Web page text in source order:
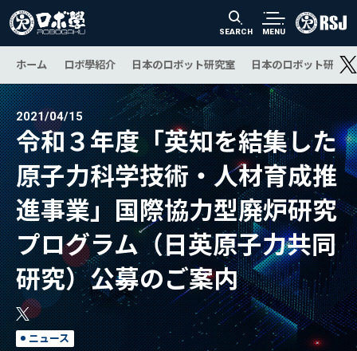
SEARCH MENU
ホーム ロボ學紹介 日本のロボット研究室 日本のロボット研究
2021/04/15
令和３年度「英知を結集した
原子力科学技術・人材育成推
進事業」国際協力型廃炉研究
プログラム（日英原子力共同
研究）公募のご案内
ニュース